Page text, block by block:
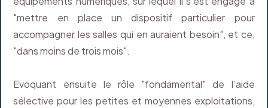
"mettre en place un dispositif particulier pour
accompagner les salles qui en auraient besoin", et ce,
"dans moins de trois mois".
Evoquant ensuite le rôle "fondamental" de l’aide
sélective pour les petites et moyennes exploitations,